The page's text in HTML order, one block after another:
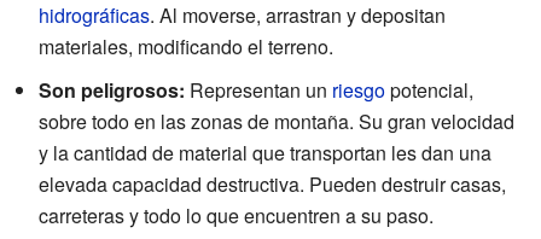
hidrográficas. Al moverse, arrastran y depositan
materiales, modificando el terreno.
Son peligrosos: Representan un riesgopotencial,
sobre todo en las zonas de montaña. Su gran velocidad
y la cantidad de material que transportan les dan una
elevada capacidad destructiva. Pueden destruir casas,
carreteras y todo lo que encuentren a su paso.